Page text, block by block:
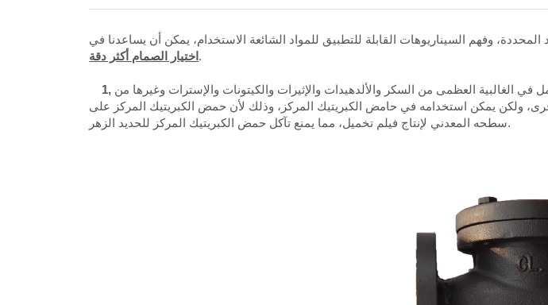
وفهم السيناريوهات القابلة للتطبيق للمواد الشائعة الاستخدام، يمكن أن يساعدنا في
اختيار الصمام أكثر دقة .
1, في الغالبية العظمى من السكر والألدهيدات والإثيرات والكيتونات والإسترات وغيرها من
ولكن يمكن استخدامه في حامض الكبريتيك المركز، وذلك لأن حمض الكبريتيك المركز على
سطحه المعدني لإنتاج فيلم تخميل، مما يمنع تآكل حمض الكبريتيك المركز للحديد الزهر.